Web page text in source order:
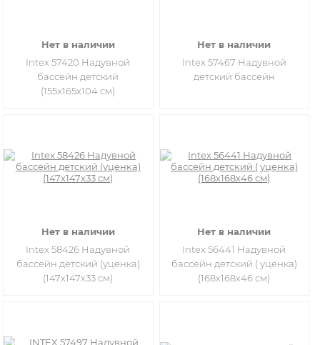
Нет в наличии
Intex 57420 Надувной
бассейн детский
(155х165х104 см)
Нет в наличии
Intex 57467 Надувной
детский бассейн
Нет в наличии
Intex 58426 Надувной
бассейн детский (уценка)
(147х147х33 см)
Нет в наличии
Intex 56441 Надувной
бассейн детский ( уценка)
(168х168х46 см)